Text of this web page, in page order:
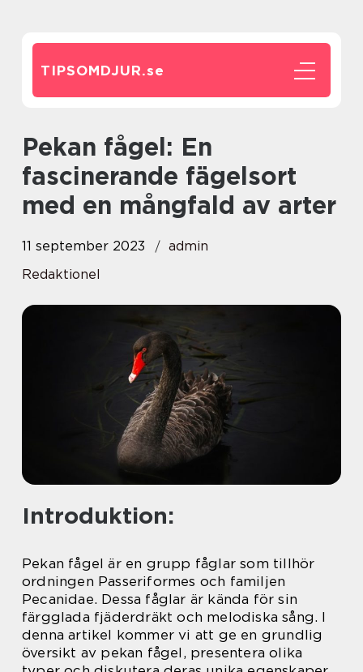
TIPSOMDJUR.se
Pekan fågel: En
fascinerande fägelsort
med en mångfald av arter
11 september 2023
admin
Redaktionel
Introduktion:
Pekan fågel är en grupp fåglar som tillhör
ordningen Passeriformes och familjen
Pecanidae. Dessa fåglar är kända för sin
färgglada fjäderdräkt och melodiska sång. I
denna artikel kommer vi att ge en grundlig
översikt av pekan fågel, presentera olika